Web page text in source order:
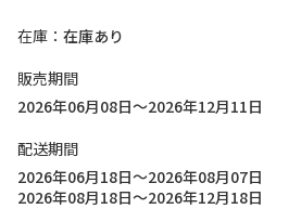
在庫
在庫あり
販売期間
2026年06月08日～2026年12月11日
配送期間
2026年06月18日～2026年08月07日
2026年08月18日～2026年12月18日